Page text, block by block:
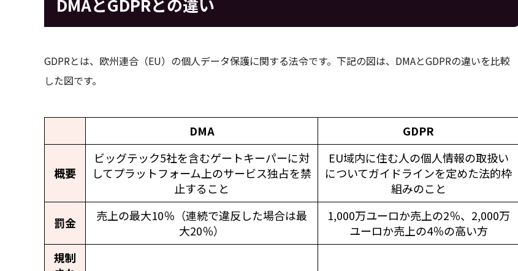
GDPRとは、欧州連合（EU）の個人データ保護に関する法令です。下記の図は、DMAとGDPRの違いを比較
した図です。
DMA GDPR
概要
ビッグテック5社を含むゲートキーパーに対
してプラットフォーム上のサービス独占を禁
止すること
EU域内に住む人の個人情報の取扱い
についてガイドラインを定めた法的枠
組みのこと
罰金
売上の最大10％（連続で違反した場合は最
大20％）
1,000万ユーロか売上の2％、2,000万
ユーロか売上の4％の高い方
規制